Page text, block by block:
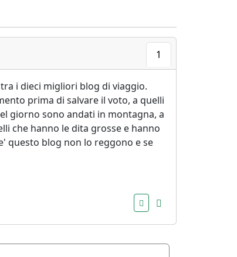
1
i dieci migliori blog di viaggio.
prima di salvare il voto, a quelli
giorno sono andati in montagna, a
che hanno le dita grosse e hanno
questo blog non lo reggono e se